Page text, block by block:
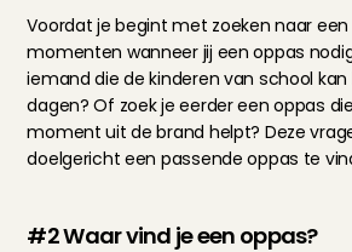
Voordat je begint met zoeken naar
momenten wanneer jij een oppas
iemand die de kinderen van school
dagen? Of zoek je eerder een oppas
moment uit de brand helpt? Deze
doelgericht een passende oppas te
#2 Waar vind je een oppas?